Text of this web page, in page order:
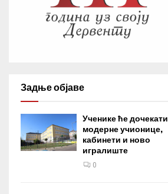
Задње објаве
Ученике ће дочекати
модерне учионице,
кабинети и ново
игралиште
0